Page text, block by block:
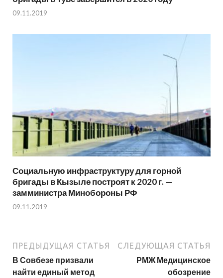
09.11.2019
Социальную инфраструктуру для горной
бригады в Кызыле построят к 2020 г. —
замминистра Минобороны РФ
09.11.2019
ПРЕДЫДУЩАЯ СТАТЬЯ
В Совбезе призвали
найти единый метод
СЛЕДУЮЩАЯ СТАТЬЯ
РМЖ Медицинское
обозрение